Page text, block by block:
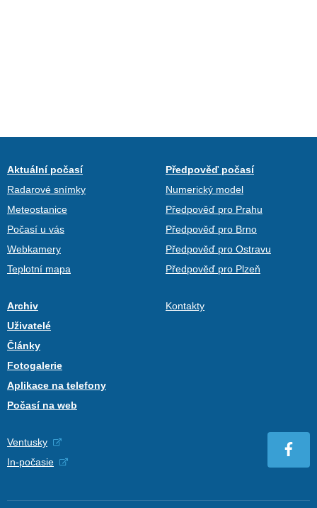
Aktuální počasí
Radarové snímky
Meteostanice
Počasí u vás
Webkamery
Teplotní mapa
Předpověď počasí
Numerický model
Předpověď pro Prahu
Předpověď pro Brno
Předpověď pro Ostravu
Předpověď pro Plzeň
Archiv
Uživatelé
Články
Fotogalerie
Aplikace na telefony
Počasí na web
Kontakty
Ventusky
In-počasie